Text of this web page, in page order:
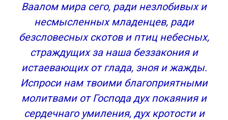
Ваалом мира сего, ради незлобивых и
несмысленных младенцев, ради
безсловесных скотов и птиц небесных,
страждущих за наша беззакония и
истаевающих от глада, зноя и жажды.
Испроси нам твоими благоприятными
молитвами от Господа дух покаяния и
сердечнаго умиления, дух кротости и